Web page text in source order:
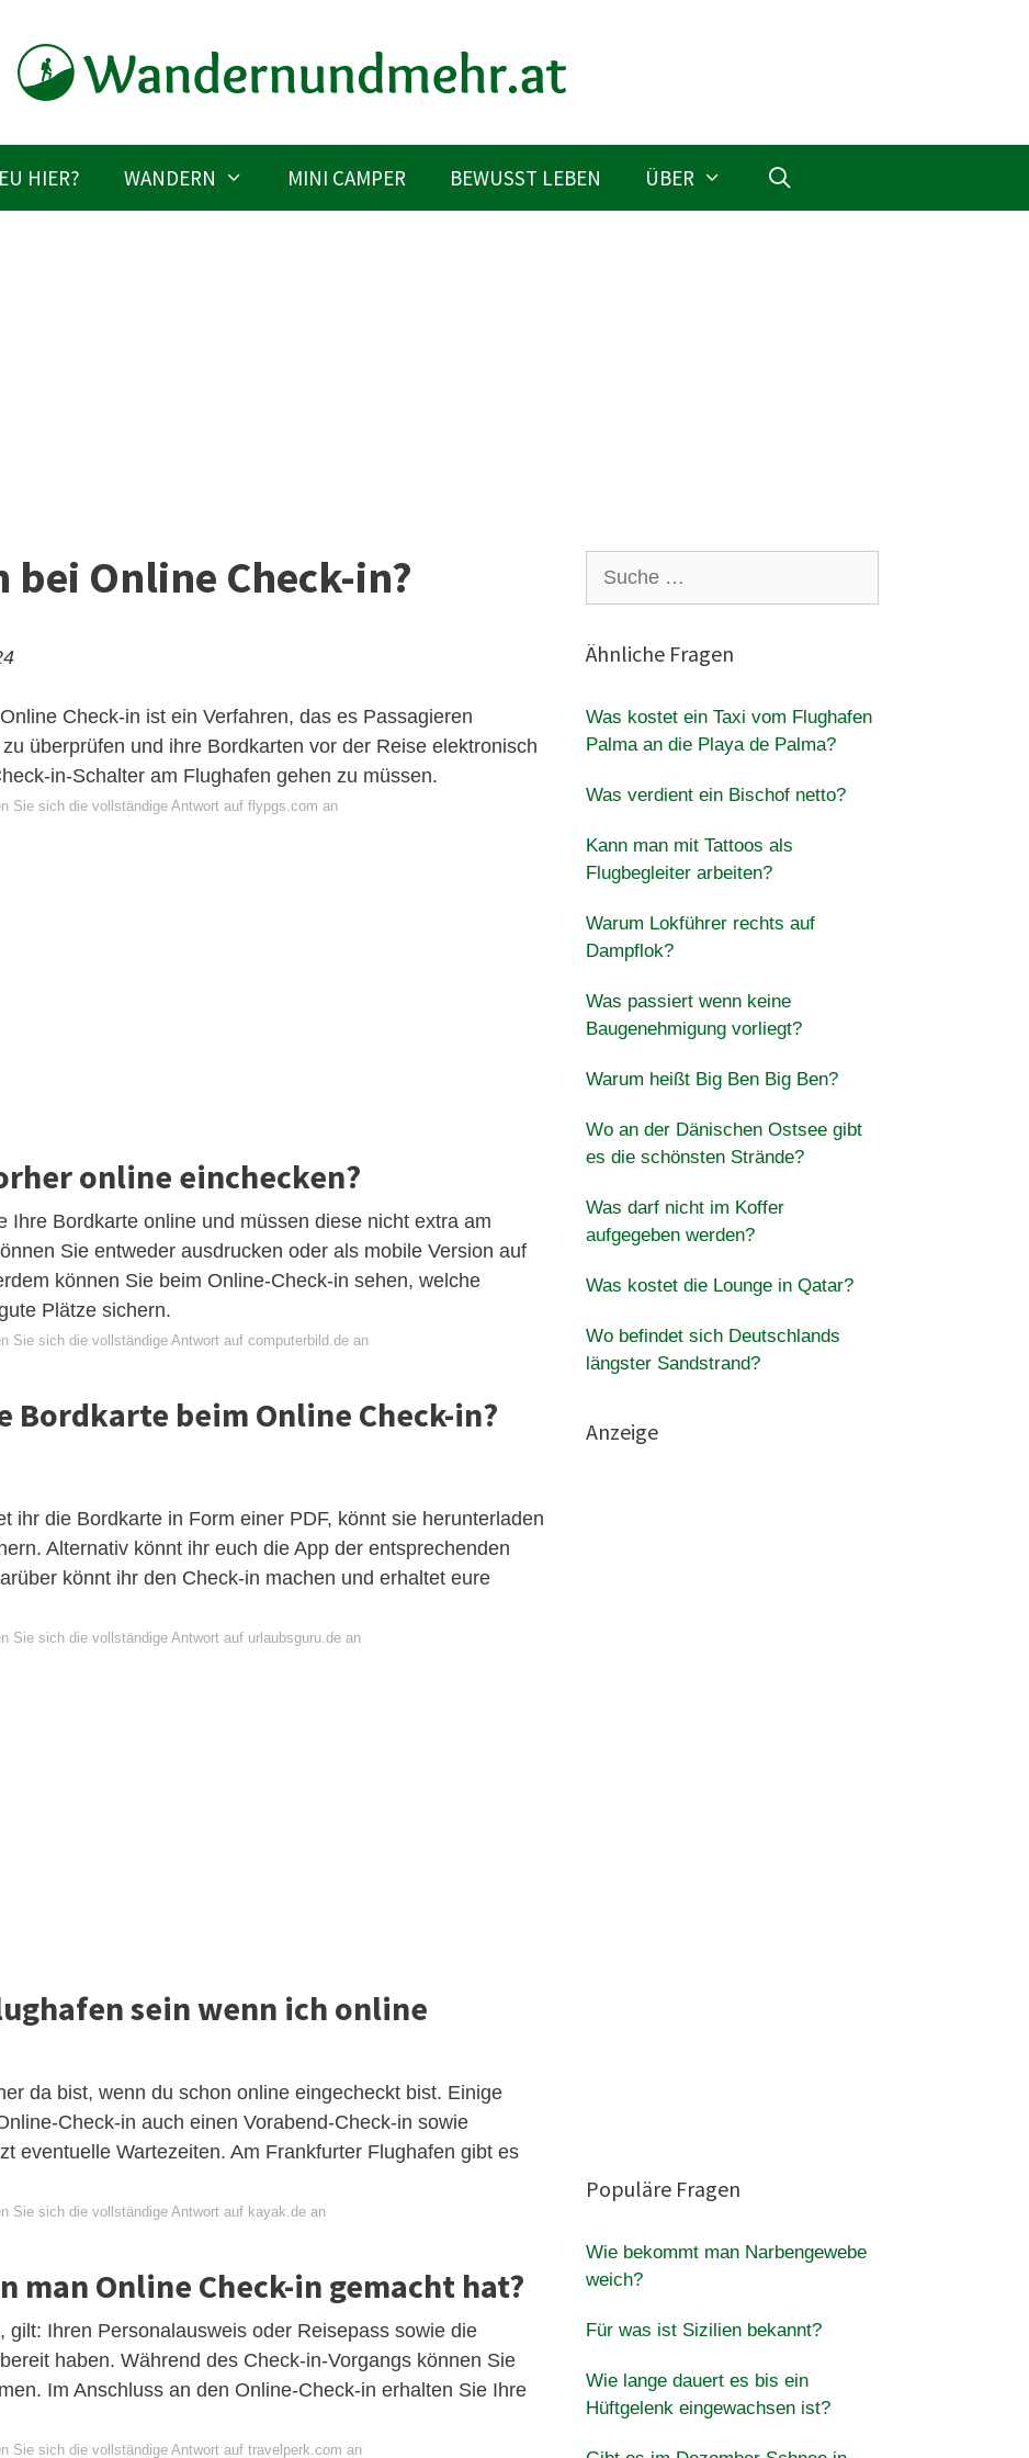
HIER? WANDERN MINI CAMPER BEWUSST LEBEN ÜBER
bei Online Check-in?
Check-in ist ein Verfahren, das es Passagieren
überprüfen und ihre Bordkarten vor der Reise elektronisch
in-Schalter am Flughafen gehen zu müssen.
Sie sich die vollständige Antwort auf flypgs.com an
online einchecken?
Ihre Bordkarte online und müssen diese nicht extra am
Sie entweder ausdrucken oder als mobile Version auf
können Sie beim Online-Check-in sehen, welche
Plätze sichern.
Sie sich die vollständige Antwort auf computerbild.de an
Bordkarte beim Online Check-in?
ihr die Bordkarte in Form einer PDF, könnt sie herunterladen
Alternativ könnt ihr euch die App der entsprechenden
könnt ihr den Check-in machen und erhaltet eure
Sie sich die vollständige Antwort auf urlaubsguru.de an
sein wenn ich online
da bist, wenn du schon online eingecheckt bist. Einige
Check-in auch einen Vorabend-Check-in sowie
eventuelle Wartezeiten. Am Frankfurter Flughafen gibt es
Sie sich die vollständige Antwort auf kayak.de an
man Online Check-in gemacht hat?
gilt: Ihren Personalausweis oder Reisepass sowie die
haben. Während des Check-in-Vorgangs können Sie
Im Anschluss an den Online-Check-in erhalten Sie Ihre
Sie sich die vollständige Antwort auf travelperk.com an
nach:
Ähnliche Fragen
Was kostet ein Taxi vom Flughafen
Palma an die Playa de Palma?
Was verdient ein Bischof netto?
Kann man mit Tattoos als
Flugbegleiter arbeiten?
Warum Lokführer rechts auf
Dampflok?
Was passiert wenn keine
Baugenehmigung vorliegt?
Warum heißt Big Ben Big Ben?
Wo an der Dänischen Ostsee gibt
es die schönsten Strände?
Was darf nicht im Koffer
aufgegeben werden?
Was kostet die Lounge in Qatar?
Wo befindet sich Deutschlands
längster Sandstrand?
Anzeige
Populäre Fragen
Wie bekommt man Narbengewebe
weich?
Für was ist Sizilien bekannt?
Wie lange dauert es bis ein
Hüftgelenk eingewachsen ist?